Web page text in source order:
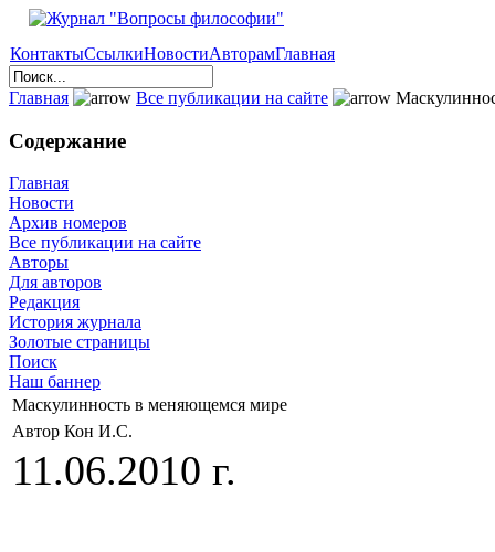
КонтактыСсылкиНовостиАвторамГлавная
Главная Все публикации на сайте
Содержание
Главная
Новости
Архив номеров
Все публикации на сайте
Авторы
Для авторов
Редакция
История журнала
Золотые страницы
Поиск
Наш баннер
Маскулинность в меняющемся мире
Автор Кон И.С.
11.06.2010 г.